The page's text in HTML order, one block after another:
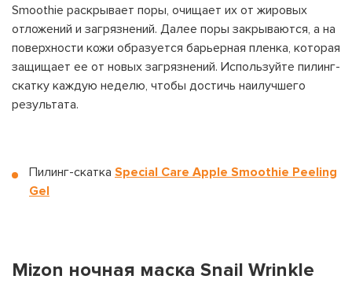
Smoothie раскрывает поры, очищает их от жировых
отложений и загрязнений. Далее поры закрываются, а на
поверхности кожи образуется барьерная пленка, которая
защищает ее от новых загрязнений. Используйте пилинг-
скатку каждую неделю, чтобы достичь наилучшего
результата.
Пилинг-скатка Special Care Apple Smoothie Peeling
Gel
Mizon ночная маска Snail Wrinkle